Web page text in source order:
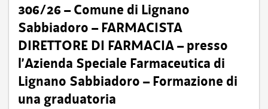
306/26 – Comune di Lignano
Sabbiadoro – FARMACISTA
DIRETTORE DI FARMACIA – presso
l’Azienda Speciale Farmaceutica di
Lignano Sabbiadoro – Formazione di
una graduatoria